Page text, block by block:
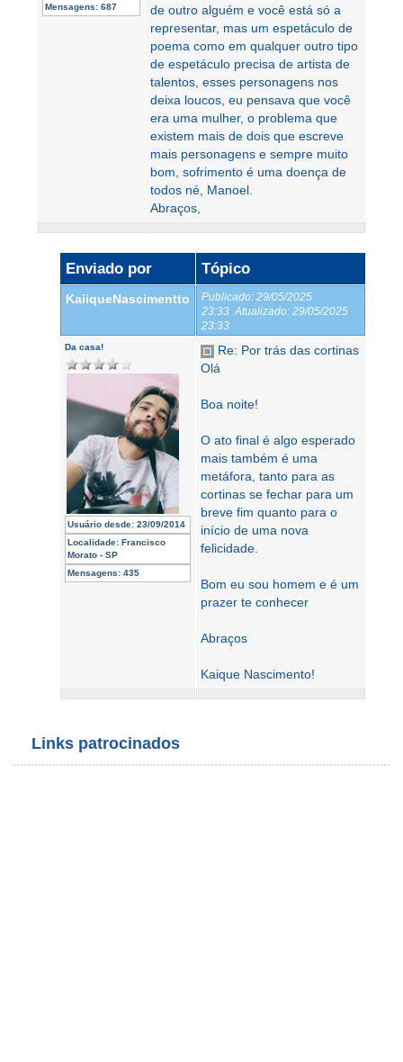
Mensagens: 687
de outro alguém e você está só a
representar, mas um espetáculo de
poema como em qualquer outro tipo
de espetáculo precisa de artista de
talentos, esses personagens nos
deixa loucos, eu pensava que você
era uma mulher, o problema que
existem mais de dois que escreve
mais personagens e sempre muito
bom, sofrimento é uma doença de
todos né, Manoel.
Abraços,
Enviado por Tópico
KaiiqueNascimentto Publicado: 29/05/2025
23:33 Atualizado: 29/05/2025
23:33
Da casa!
Usuário desde: 23/09/2014
Localidade: Francisco
Morato - SP
Mensagens: 435
Re: Por trás das cortinas
Olá
Boa noite!
O ato final é algo esperado
mais também é uma
metáfora, tanto para as
cortinas se fechar para um
breve fim quanto para o
início de uma nova
felicidade.
Bom eu sou homem e é um
prazer te conhecer
Abraços
Kaique Nascimento!
Links patrocinados